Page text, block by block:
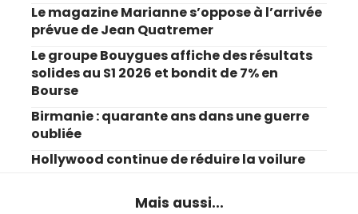
Le magazine Marianne s’oppose à l’arrivée
prévue de Jean Quatremer
Le groupe Bouygues affiche des résultats
solides au S1 2026 et bondit de 7% en
Bourse
Birmanie : quarante ans dans une guerre
oubliée
Hollywood continue de réduire la voilure
Mais aussi...